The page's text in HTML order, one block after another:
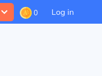
0 Log in